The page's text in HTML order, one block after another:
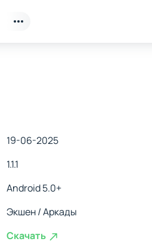
19-06-2025
1.1.1
Android 5.0+
Экшен / Аркады
Скачать